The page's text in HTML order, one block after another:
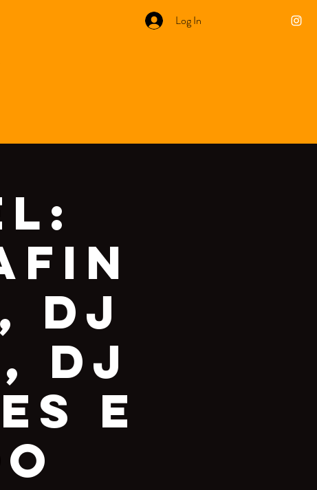
Log In
DJ
Dj
e